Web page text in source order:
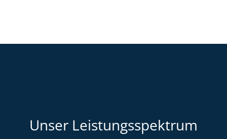
Unser Leistungsspektrum